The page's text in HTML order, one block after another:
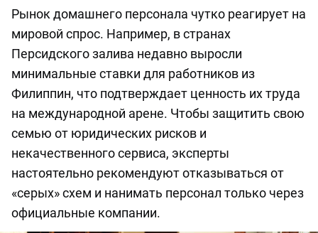
Рынок домашнего персонала чутко реагирует на
мировой спрос. Например, в странах
Персидского залива недавно выросли
минимальные ставки для работников из
Филиппин, что подтверждает ценность их труда
на международной арене. Чтобы защитить свою
семью от юридических рисков и
некачественного сервиса, эксперты
настоятельно рекомендуют отказываться от
«серых» схем и нанимать персонал только через
официальные компании.